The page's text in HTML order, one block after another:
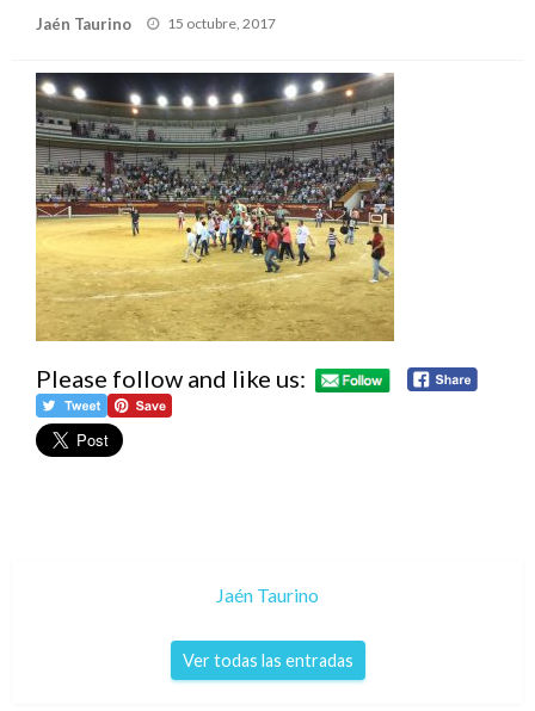
Jaén Taurino
Publicado
15 octubre, 2017
Please follow and like us:
Jaén Taurino
Ver todas las entradas